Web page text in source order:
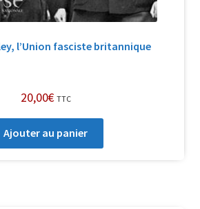
l’Union fasciste britannique
20,00€ TTC
Ajouter au panier